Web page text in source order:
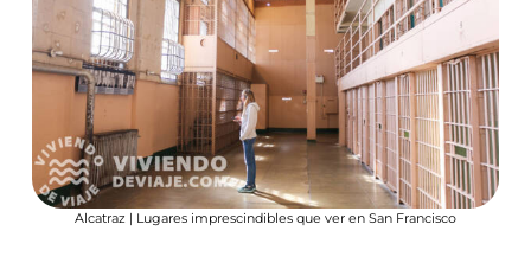
Alcatraz | Lugares imprescindibles que ver en San Francisco